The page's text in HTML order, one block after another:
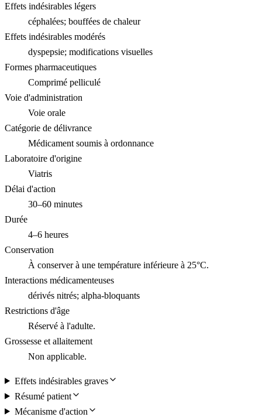
Effets indésirables légers
céphalées; bouffées de chaleur
Effets indésirables modérés
dyspepsie; modifications visuelles
Formes pharmaceutiques
Comprimé pelliculé
Voie d'administration
Voie orale
Catégorie de délivrance
Médicament soumis à ordonnance
Laboratoire d'origine
Viatris
Délai d'action
30–60 minutes
Durée
4–6 heures
Conservation
À conserver à une température inférieure à 25°C.
Interactions médicamenteuses
dérivés nitrés; alpha-bloquants
Restrictions d'âge
Réservé à l'adulte.
Grossesse et allaitement
Non applicable.
Effets indésirables graves
Résumé patient
Mécanisme d'action